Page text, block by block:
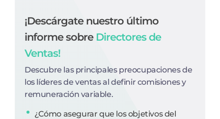
¡Descárgate nuestro último
informe sobre Directores de
Ventas!
Descubre las principales preocupaciones de
los líderes de ventas al definir comisiones y
remuneración variable.
¿Cómo asegurar que los objetivos del